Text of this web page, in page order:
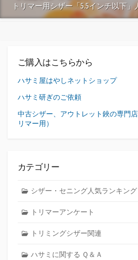
トリマー用シザー「5.5インチ以下
ご購入はこちらから
ハサミ屋はやしネットショップ
ハサミ研ぎのご依頼
中古シザー、アウトレット鋏の専門
リマー用）
カテゴリー
シザー・セニング人気ランキング
トリマーアンケート
トリミングシザー関連
ハサミに関する Ｑ＆Ａ